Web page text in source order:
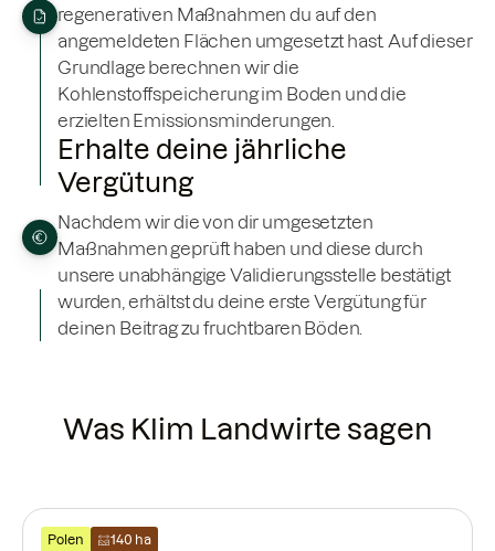
regenerativen Maßnahmen du auf den
angemeldeten Flächen umgesetzt hast. Auf dieser
Grundlage berechnen wir die
Kohlenstoffspeicherung im Boden und die
erzielten Emissionsminderungen.
Erhalte deine jährliche
Vergütung
Nachdem wir die von dir umgesetzten
Maßnahmen geprüft haben und diese durch
unsere unabhängige Validierungsstelle bestätigt
wurden, erhältst du deine erste Vergütung für
deinen Beitrag zu fruchtbaren Böden.
Was Klim Landwirte sagen
Polen 140 ha